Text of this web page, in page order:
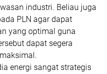
industri. Beliau juga
PLN agar dapat
yang optimal guna
dapat segera
energi sangat strategis